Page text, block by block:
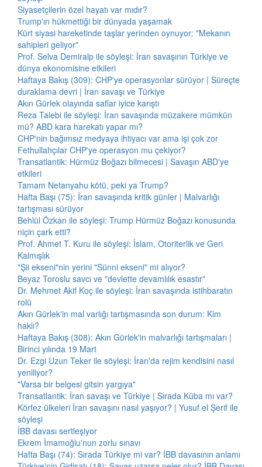
Siyasetçilerin özel hayatı var mıdır?
Trump'ın hükmettiği bir dünyada yaşamak
Kürt siyasi hareketinde taşlar yerinden oynuyor: "Mekanın
sahipleri geliyor"
Prof. Selva Demiralp ile söyleşi: İran savaşının Türkiye ve
dünya ekonomisine etkileri
Haftaya Bakış (309): CHP'ye operasyonlar sürüyor | Süreçte
duraklama devri | İran savaşı ve Türkiye
Akın Gürlek olayında saflar iyice karıştı
Reza Talebi ile söyleşi: İran savaşında müzakere mümkün
mü? ABD kara harekatı yapar mı?
CHP'nin bağımsız medyaya ihtiyacı var ama işi çok zor
Fethullahçılar CHP'ye operasyon mu çekiyor?
Transatlantik: Hürmüz Boğazı bilmecesi | Savaşın ABD'ye
etkileri
Tamam Netanyahu kötü, peki ya Trump?
Hafta Başı (75): İran savaşında kritik günler | Malvarlığı
tartışması sürüyor
Behlül Özkan ile söyleşi: Trump Hürmüz Boğazı konusunda
niçin çark etti?
Prof. Ahmet T. Kuru ile söyleşi: İslam, Otoriterlik ve Geri
Kalmışlık
"Şii ekseni"nin yerini "Sünni ekseni" mi alıyor?
Beyaz Toroslu savcı ve "devlette devamlılık esastır"
Dr. Mehmet Akif Koç ile söyleşi: İran savaşında istihbaratın
rolü
Akın Gürlek'in mal varlığı tartışmasında son durum: Kim
haklı?
Haftaya Bakış (308): Akın Gürlek'in malvarlığı tartışmaları |
Birinci yılında 19 Mart
Dr. Ezgi Uzun Teker ile söyleşi: İran'da rejim kendisini nasıl
yeniliyor?
"Varsa bir belgesi gitsin yargıya"
Transatlantik: İran savaşı ve Türkiye | Sırada Küba mı var?
Körfez ülkeleri İran savaşını nasıl yaşıyor? | Yusuf el Şerif ile
söyleşi
İBB davası sertleşiyor
Ekrem İmamoğlu'nun zorlu sınavı
Hafta Başı (74): Sırada Türkiye mi var? İBB davasının anlamı